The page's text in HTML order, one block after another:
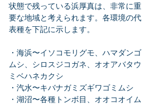
状態で残っている浜厚真は、非常に重
要な地域と考えられます。各環境の代
表種を下記に示します。
・海浜〜イソコモリグモ、ハマダンゴ
ムシ、シロスジコガネ、オオアバタウ
ミベハネカクシ
・汽水〜キバナガミズギワゴミムシ
・湖沼〜各種トンボ目、オオコオイム